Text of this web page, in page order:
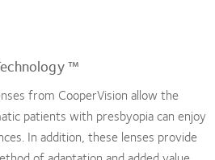
™
from CooperVision allow the
patients with presbyopia can enjoy
In addition, these lenses provide